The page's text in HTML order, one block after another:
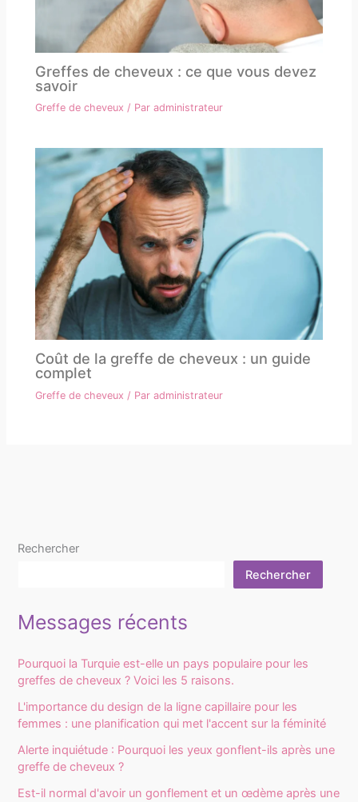
Greffes de cheveux : ce que vous devez
savoir
Greffe de cheveux / Paradministrateur
Coût de la greffe de cheveux : un guide
complet
Greffe de cheveux / Paradministrateur
Rechercher
Rechercher
Messages récents
Pourquoi la Turquie est-elle un pays populaire pour les
greffes de cheveux ? Voici les 5 raisons.
L'importance du design de la ligne capillaire pour les
femmes : une planification qui met l'accent sur la féminité
Alerte inquiétude : Pourquoi les yeux gonflent-ils après une
greffe de cheveux ?
Est-il normal d'avoir un gonflement et un œdème après une